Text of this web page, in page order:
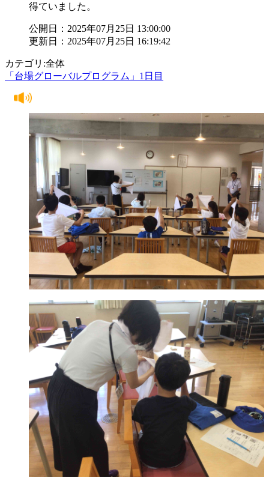
得ていました。
公開日：2025年07月25日 13:00:00
更新日：2025年07月25日 16:19:42
カテゴリ:全体
「台場グローバルプログラム」1日目